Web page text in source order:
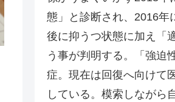
態」と診断され、2016年
後に抑うつ状態に加え「
う事が判明する。「強迫
症。現在は回復へ向けて
している。模索しながら